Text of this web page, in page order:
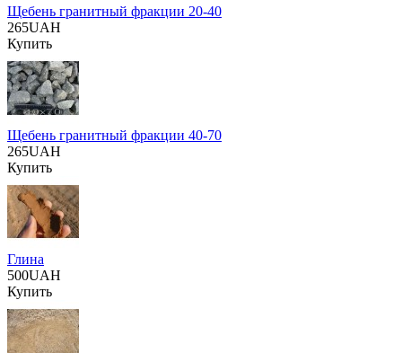
Щебень гранитный фракции 20-40
265UAH
Купить
Щебень гранитный фракции 40-70
265UAH
Купить
Глина
500UAH
Купить